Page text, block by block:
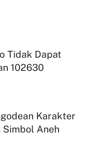
Tidak Dapat
102630
Karakter
Simbol Aneh